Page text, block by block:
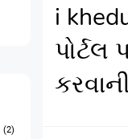
(2)
i